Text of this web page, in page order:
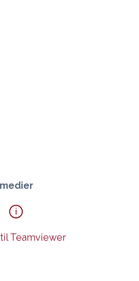
Teamviewer